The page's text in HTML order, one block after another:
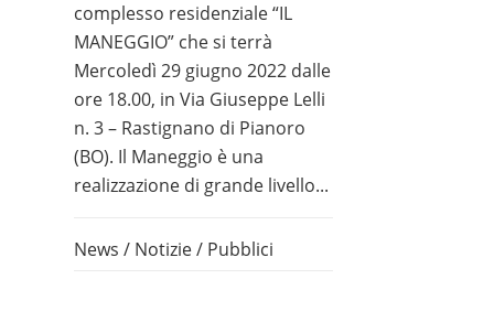
complesso residenziale “IL
MANEGGIO” che si terrà
Mercoledì 29 giugno 2022 dalle
ore 18.00, in Via Giuseppe Lelli
n. 3 – Rastignano di Pianoro
(BO). Il Maneggio è una
realizzazione di grande livello...
News / Notizie/ Pubblici